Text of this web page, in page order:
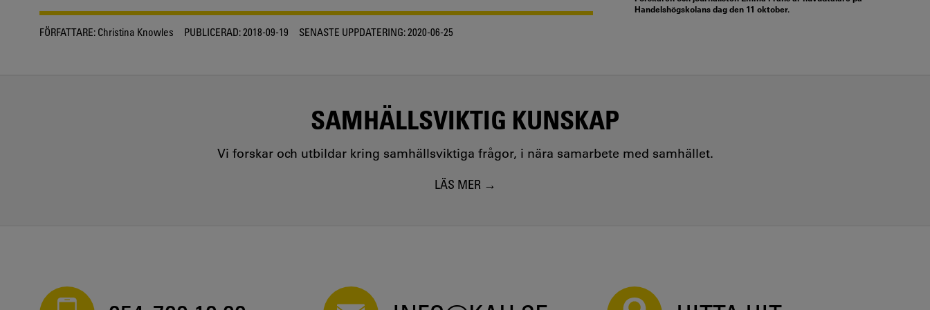
FÖRFATTARE: Christina Knowles PUBLICERAD:2018-09-19 SENASTE UPPDATERING:2020-06-25
Handelshögskolans dag den 11 oktober.
SAMHÄLLSVIKTIG KUNSKAP
Vi forskar och utbildar kring samhällsviktiga frågor, i nära samarbete med samhället.
LÄS MER